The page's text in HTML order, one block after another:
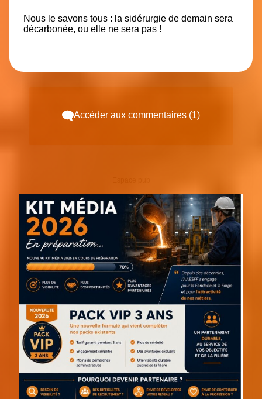
Nous le savons tous : la sidérurgie de demain sera
décarbonée, ou elle ne sera pas !
Accéder aux commentaires (1)